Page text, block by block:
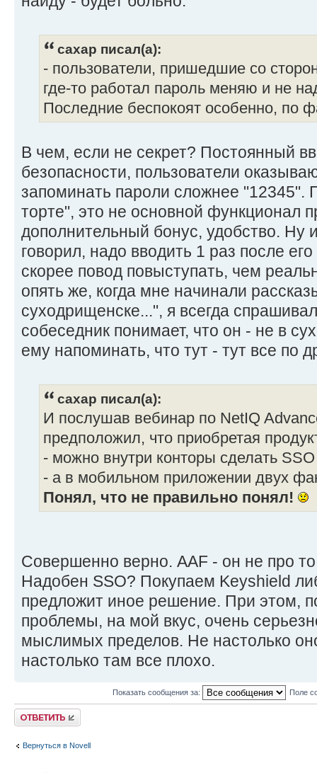
caxap писал(а):
- пользователи, пришедшие со
где-то работал пароль меняю и не
Последние беспокоят особенно, по
В чем, если не секрет? Постоянный
безопасности, пользователи
запоминать пароли сложнее "12345".
торте", это не основной функционал
дополнительный бонус, удобство. Ну
говорил, надо вводить 1 раз после
скорее повод повыступать, чем
опять же, когда мне начинали
суходрищенске...", я всегда
собеседник понимает, что он - не в
ему напоминать, что тут - тут все по
caxap писал(а):
И послушав вебинар по NetIQ
предположил, что приобретая
- можно внутри конторы сделать
- а в мобильном приложении двух
Понял, что не правильно понял!
Совершенно верно. AAF - он не про
Надобен SSO? Покупаем Keyshield
предложит иное решение. При этом,
проблемы, на мой вкус, очень
мыслимых пределов. Не настолько
настолько там все плохо.
Показать сообщения за: Поле
Ответить
Вернуться в Novell